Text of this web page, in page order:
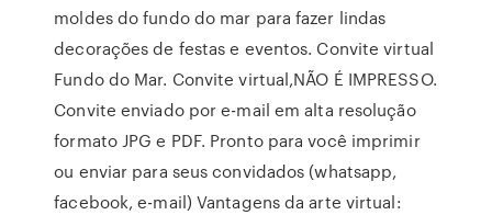
moldes do fundo do mar para fazer lindas
decorações de festas e eventos. Convite virtual
Fundo do Mar. Convite virtual,NÃO É IMPRESSO.
Convite enviado por e-mail em alta resolução
formato JPG e PDF. Pronto para você imprimir
ou enviar para seus convidados (whatsapp,
facebook, e-mail) Vantagens da arte virtual: